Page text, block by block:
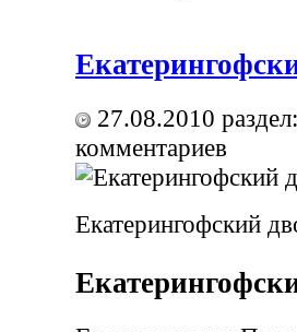
27.08.2010 раздел:
комментариев
Екатерингофский